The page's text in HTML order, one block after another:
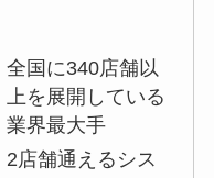
全国に340店舗以
上を展開している
業界最大手
2店舗通えるシス